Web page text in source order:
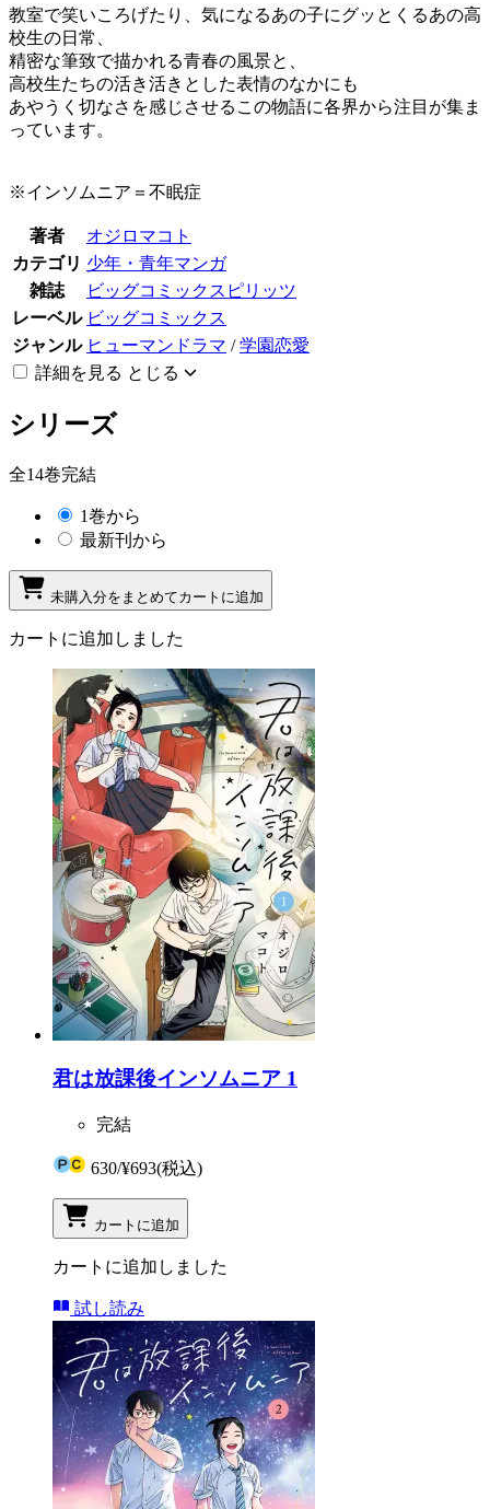
教室で笑いころげたり、気になるあの子にグッとくるあの高
校生の日常、
精密な筆致で描かれる青春の風景と、
高校生たちの活き活きとした表情のなかにも
あやうく切なさを感じさせるこの物語に各界から注目が集ま
っています。
※インソムニア＝不眠症
著者
オジロマコト
カテゴリ 少年・青年マンガ
雑誌
ビッグコミックスピリッツ
レーベル ビッグコミックス
ジャンル ヒューマンドラマ /学園恋愛
詳細を見る とじる
シリーズ
全14巻完結
1巻から
最新刊から
未購入分をまとめてカートに追加
カートに追加しました
君は放課後インソムニア 1
完結
630/¥693(税込)
カートに追加
カートに追加しました
試し読み